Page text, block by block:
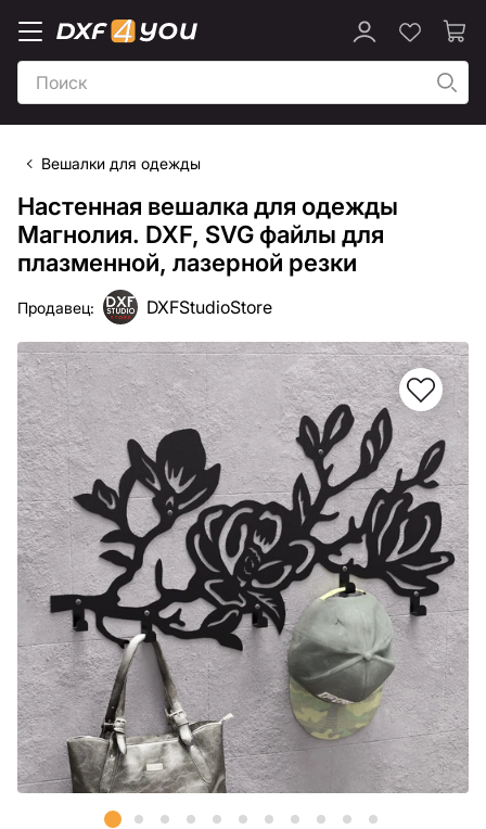
Вешалки для одежды
Настенная вешалка для одежды
Магнолия. DXF, SVG файлы для
плазменной, лазерной резки
Продавец: DXFStudioStore